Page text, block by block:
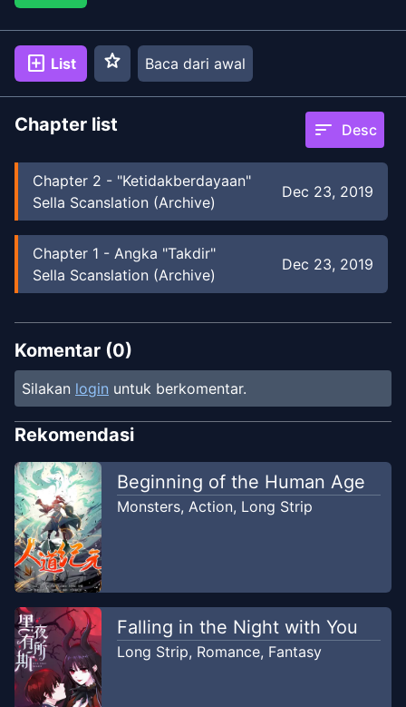
add_box List star Baca dari awal
Chapter list sort Desc
Chapter 2 - "Ketidakberdayaan"
Sella Scanslation (Archive)
Dec 23, 2019
Chapter 1 - Angka "Takdir"
Sella Scanslation (Archive)
Dec 23, 2019
Komentar (0)
Silakan login untuk berkomentar.
Rekomendasi
Beginning of the Human Age
Monsters, Action, Long Strip
Falling in the Night with You
Long Strip, Romance, Fantasy